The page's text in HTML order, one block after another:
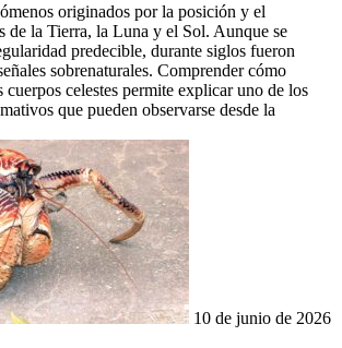
originados por la posición y el
de la Tierra, la Luna y el Sol. Aunque se
predecible, durante siglos fueron
sobrenaturales. Comprender cómo
cuerpos celestes permite explicar uno de los
que pueden observarse desde la
10 de junio de 2026